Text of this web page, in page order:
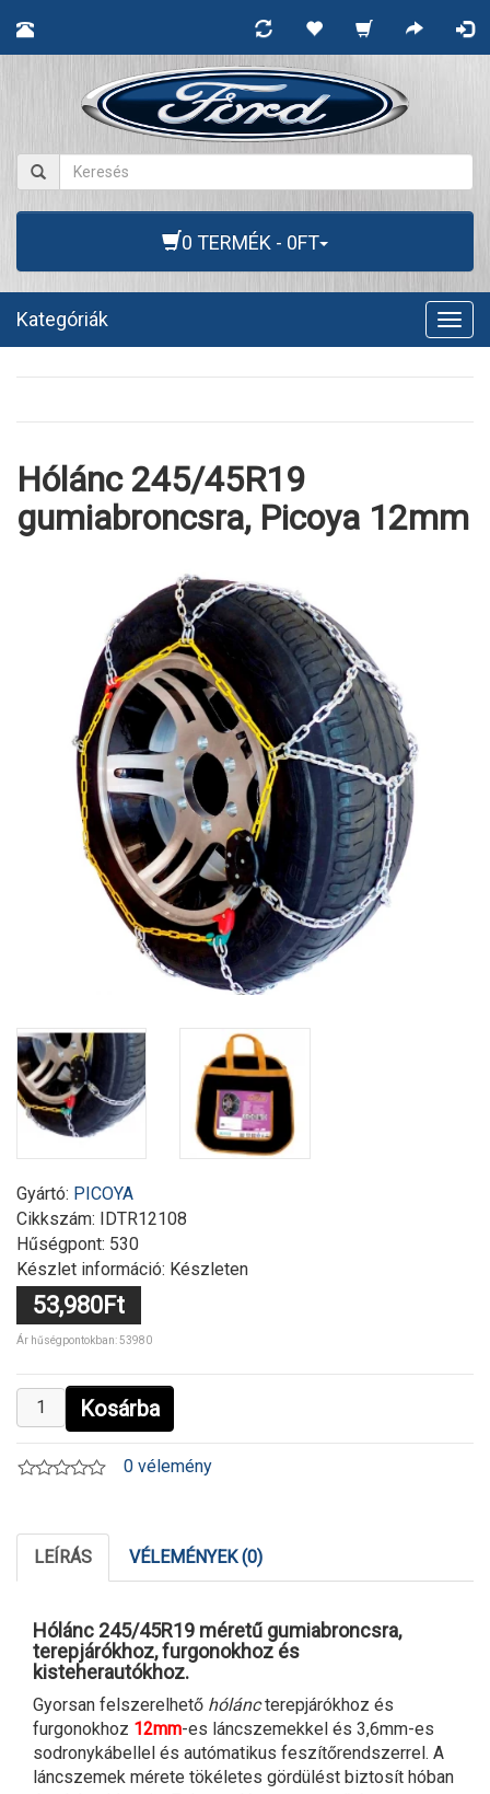
0 TERMÉK - 0FT
Kategóriák
Hólánc 245/45R19
gumiabroncsra, Picoya 12mm
Gyártó: PICOYA
Cikkszám: IDTR12108
Hűségpont: 530
Készlet információ: Készleten
53,980Ft
Ár hűségpontokban: 53980
Kosárba
0 vélemény
LEÍRÁS VÉLEMÉNYEK (0)
Hólánc 245/45R19 méretű gumiabroncsra,
terepjárókhoz, furgonokhoz és
kisteherautókhoz.
Gyorsan felszerelhető hóláncterepjárókhoz és
furgonokhoz 12mm-es láncszemekkel és 3,6mm-es
sodronykábellel és autómatikus feszítőrendszerrel. A
láncszemek mérete tökéletes gördülést biztosít hóban